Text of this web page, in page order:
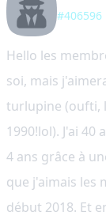
#406596
Hello les
soi, mais
turlupine (oufti,
1990!lol). J'ai
4 ans grâce à
que j'aimais les
début 2018. Et